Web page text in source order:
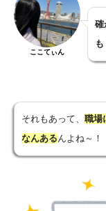
ここてぃん
確
それもあって、 職場
なんあるんよね～！